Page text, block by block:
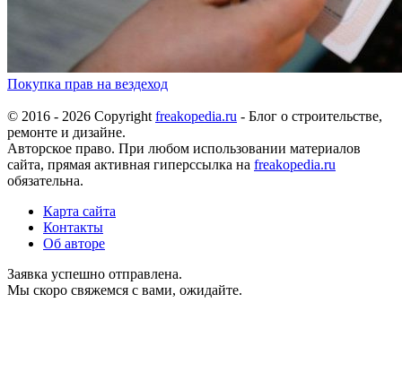
Покупка прав на вездеход
© 2016 - 2026 Copyrightfreakopedia.ru - Блог о строительстве,
ремонте и дизайне.
Авторское право. При любом использовании материалов
сайта, прямая активная гиперссылка на freakopedia.ru
обязательна.
Карта сайта
Контакты
Об авторе
Заявка успешно отправлена.
Мы скоро свяжемся с вами, ожидайте.